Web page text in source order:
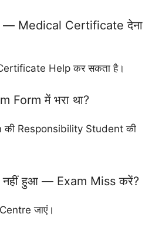
— Medical Certificate देना
Help कर सकता है।
Form में भरा था?
की Responsibility Student की
हुआ — Exam Miss करें?
जाएं।